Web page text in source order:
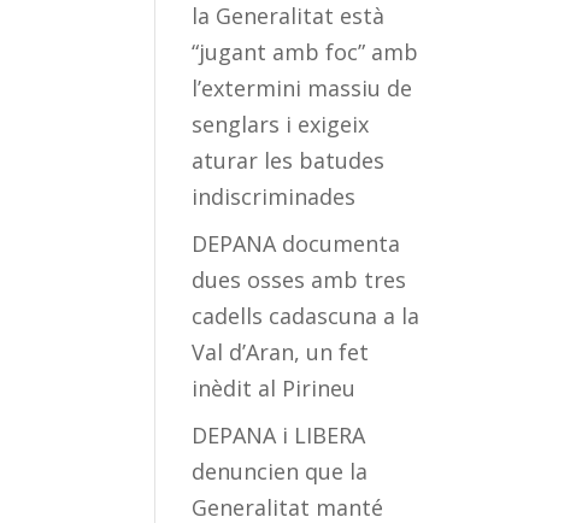
la Generalitat està
“jugant amb foc” amb
l’extermini massiu de
senglars i exigeix
aturar les batudes
indiscriminades
DEPANA documenta
dues osses amb tres
cadells cadascuna a la
Val d’Aran, un fet
inèdit al Pirineu
DEPANA i LIBERA
denuncien que la
Generalitat manté